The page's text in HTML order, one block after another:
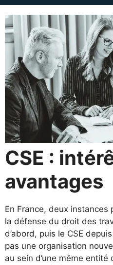
CSE :
avantages
En France, deux
la défense du droit des
d’abord, puis le CSE
pas une organisation
au sein d’une même